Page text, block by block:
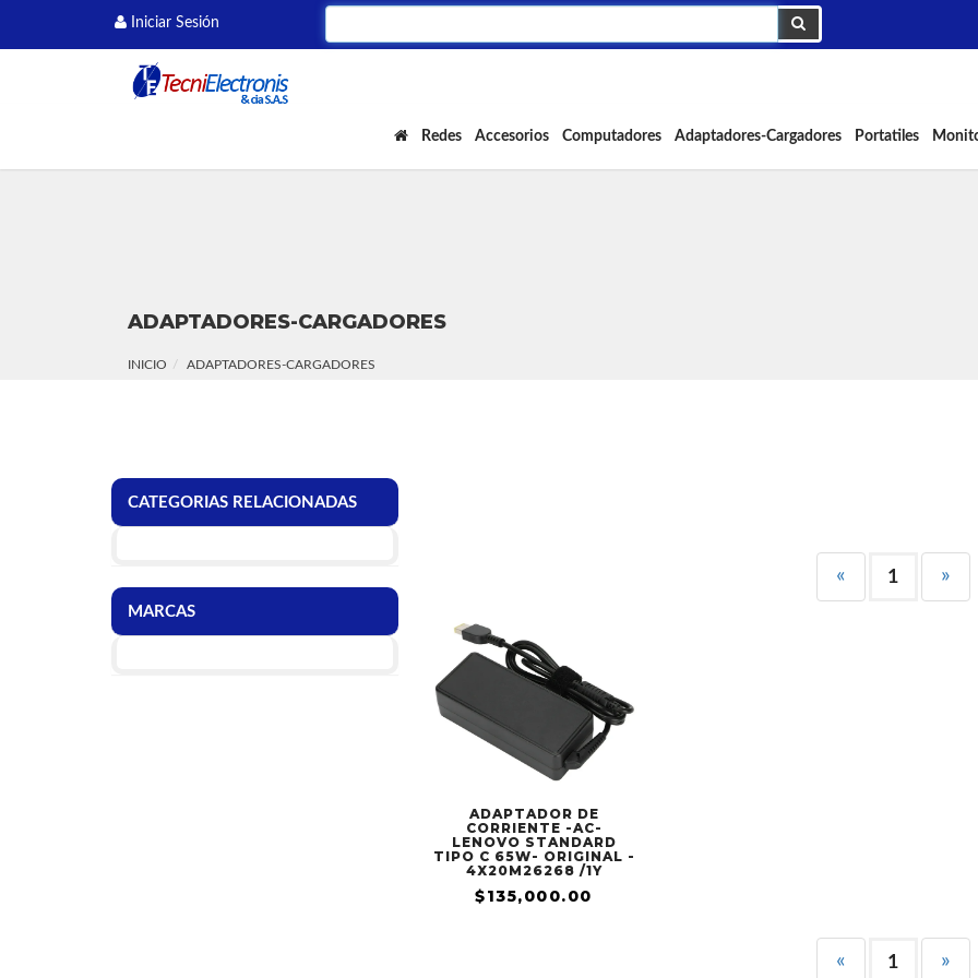
Iniciar Sesión
Redes Accesorios Computadores Adaptadores-Cargadores Portatiles
ADAPTADORES-CARGADORES
INICIO ADAPTADORES-CARGADORES
CATEGORIAS RELACIONADAS
MARCAS
« 1 »
ADAPTADOR DE
CORRIENTE -AC-
LENOVO STANDARD
TIPO C 65W- ORIGINAL -
4X20M26268 /1Y
$135,000.00
« 1 »